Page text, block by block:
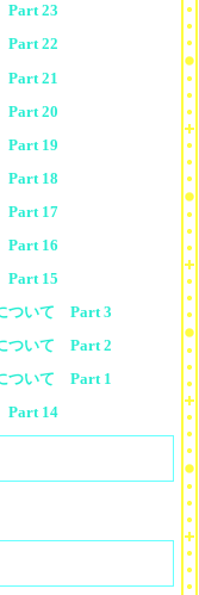
Part 23
Part 22
Part 21
Part 20
Part 19
Part 18
Part 17
Part 16
Part 15
ついて Part 3
ついて Part 2
ついて Part 1
Part 14